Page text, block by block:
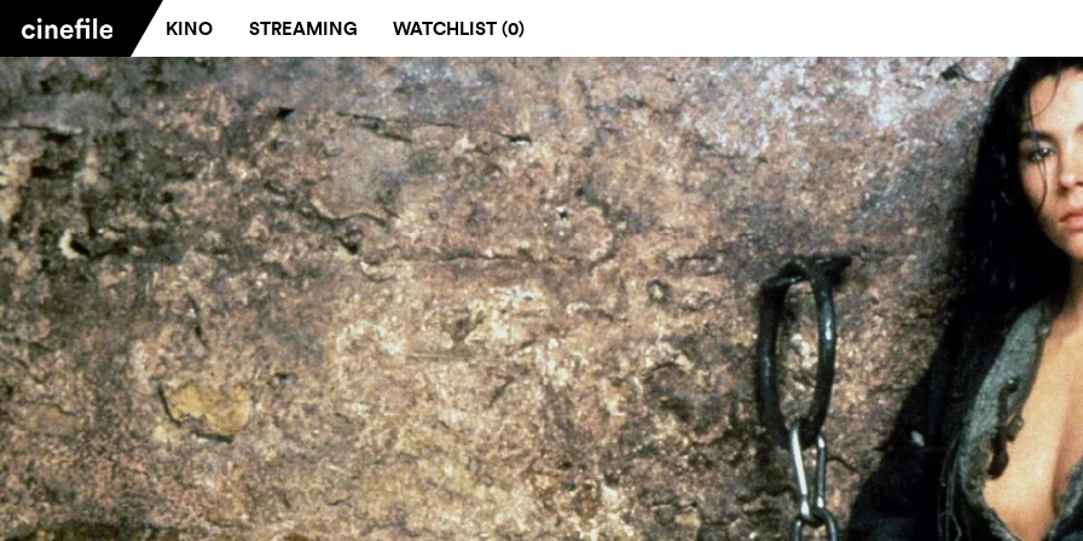
KINO STREAMING WATCHLIST (0)